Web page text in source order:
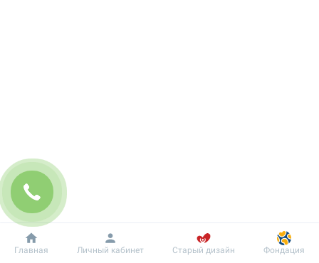
Добробут Информация Пациенту
Главная Личный кабинет Старый дизайн Фондация